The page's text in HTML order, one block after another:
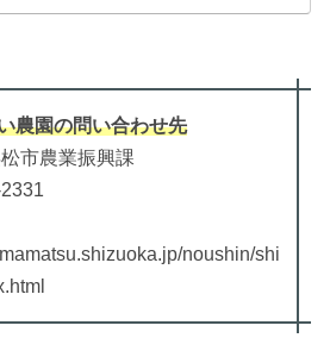
農園の問い合わせ先
市農業振興課
noushin/shi